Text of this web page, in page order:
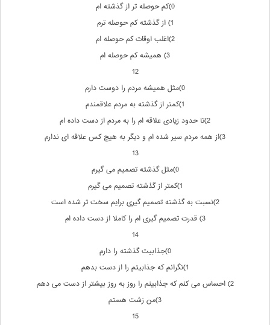
0)كم حوصله تر از گذشته ام
1) از گذشته كم حوصله ترم
2)اغلب اوقات كم حوصله ام
3) همیشه كم حوصله ام
12
0)مثل همیشه مردم را دوست دارم
1)كمتر از گذشته به مردم علاقمندم
2)تا حدود زیادی علاقه ام را به مردم از دست داده ام
3)از همه مردم سیر شده ام و دیگر به هیچ كس علاقه ای ندارم
13
0)مثل گذشته تصمیم می گیرم
1)كمتر از گذشته تصمیم می گیرم
2)نسبت به گذشته تصمیم گیری برایم سخت تر شده است
3) قدرت تصمیم گیری ام را كاملا از دست داده ام
14
0)جذابیت گذشته را دارم
1)نگرانم كه جذابیتم را از دست بدهم
2) احساس می كنم كه جذابینم را روز به روز بیشتر از دست می دهم
3)من زشت هستم
15